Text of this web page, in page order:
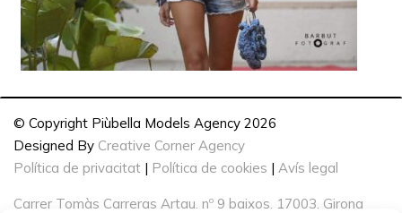
© Copyright Piùbella Models Agency 2026
Designed By Creative Corner Agency
Política de privacitat | Política de cookies | Avís legal
Carrer Tomàs Carreras Artau, nº 9 baixos, 17003, Girona